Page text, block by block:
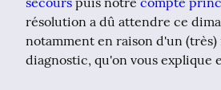
résolution a dû attendre ce
notamment en raison d'un (très)
diagnostic, qu'on vous explique